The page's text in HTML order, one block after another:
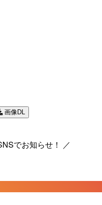
画像DL
でお知らせ！ ／